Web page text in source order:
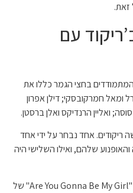
זאת.
עם
בחצי הגמר כללו את
ומאל חמרקובסקי; דילן אפרון
ואליין הרנדיקס ואלן ברסטן.
ריקודים. אחד נבחר על ידי אחד
שלהם, ואילו השלישי היה
אירווין וקרסון ביצעו ריקוד מהיר לסינגל "Are You Gonna Be My Girl" של